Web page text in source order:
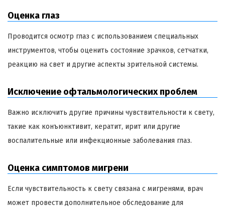
Оценка глаз
Проводится осмотр глаз с использованием специальных
инструментов, чтобы оценить состояние зрачков, сетчатки,
реакцию на свет и другие аспекты зрительной системы.
Исключение офтальмологических проблем
Важно исключить другие причины чувствительности к свету,
такие как конъюнктивит, кератит, ирит или другие
воспалительные или инфекционные заболевания глаз.
Оценка симптомов мигрени
Если чувствительность к свету связана с мигренями, врач
может провести дополнительное обследование для